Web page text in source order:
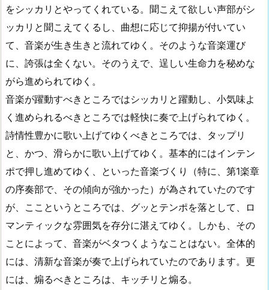
をシッカリとやってくれている。聞こえて欲しい声部がシ
ッカリと聞こえてくるし、曲想に応じて抑揚が付いてい
て、音楽が生き生きと流れてゆく。そのような音楽運び
に、誇張は全くない。そのうえで、逞しい生命力を秘めな
がら進められてゆく。
音楽が躍動すべきところではシッカリと躍動し、小気味よ
く進められるべきところでは軽快に奏で上げられてゆく。
詩情性豊かに歌い上げてゆくべきところでは、タップリ
と、かつ、滑らかに歌い上げてゆく。基本的にはインテン
ポで押し進めてゆく、といった音楽づくり（特に、第1楽章
の序奏部で、その傾向が強かった）が為されていたのです
が、ここというところでは、グッとテンポを落として、ロ
マンティックな雰囲気を存分に湛えてゆく。しかも、その
ことによって、音楽がベタつくようなことはない。全体的
には、清新な音楽が奏で上げられていたのであります。更
には、煽るべきところは、キッチリと煽る。